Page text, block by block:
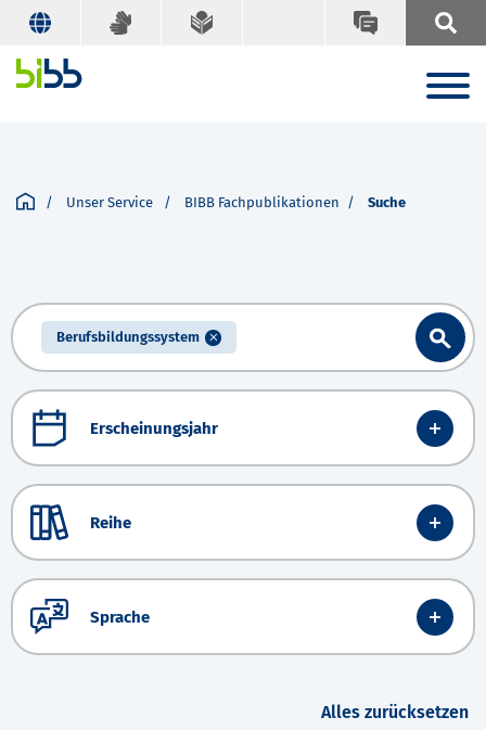
Unser Service BIBB Fachpublikationen Suche
Berufsbildungssystem
Erscheinungsjahr
Reihe
Sprache
Alles zurücksetzen